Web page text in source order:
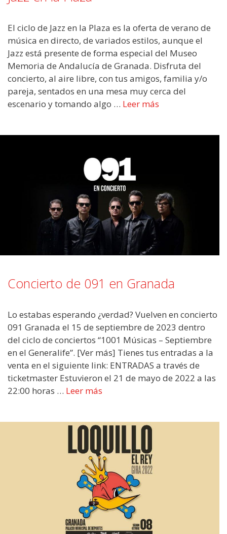
El ciclo de Jazz en la Plaza es la oferta de verano de
música en directo, de variados estilos, aunque el
Jazz está presente de forma especial del Museo
Memoria de Andalucía de Granada. Disfruta del
concierto, al aire libre, con tus amigos, familia y/o
pareja, sentados en una mesa muy cerca del
escenario y tomando algo … Leer más
Concierto de 091 en Granada
Lo estabas esperando ¿verdad? Vuelven en concierto
091 Granada el 15 de septiembre de 2023 dentro
del ciclo de conciertos “1001 Músicas – Septiembre
en el Generalife”. [Ver más] Tienes tus entradas a la
venta en el siguiente link: ENTRADAS a través de
ticketmaster Estuvieron el 21 de mayo de 2022 a las
22:00 horas … Leer más